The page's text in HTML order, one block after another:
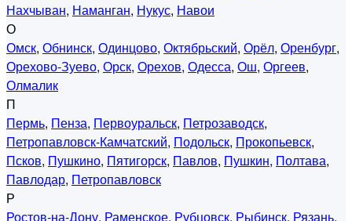
Нахчыван, Наманган, Нукус, Навои
О
Омск, Обнинск, Одинцово, Октябрьский, Орёл, Оренбург,
Орехово-Зуево, Орск, Орехов, Одесса, Ош, Оргеев,
Олмалик
П
Пермь, Пенза, Первоуральск, Петрозаводск,
Петропавловск-Камчатский, Подольск, Прокопьевск,
Псков, Пушкино, Пятигорск, Павлов, Пушкин, Полтава,
Павлодар, Петропавловск
Р
Ростов-на-Дону, Раменское, Рубцовск, Рыбинск, Рязань,